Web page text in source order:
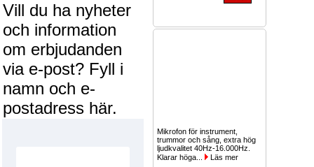
Vill du ha nyheter
och information
om erbjudanden
via e-post? Fyll i
namn och e-
postadress här.
Mikrofon för instrument,
trummor och sång, extra hög
ljudkvalitet 40Hz-16.000Hz.
Klarar höga...
Läs mer